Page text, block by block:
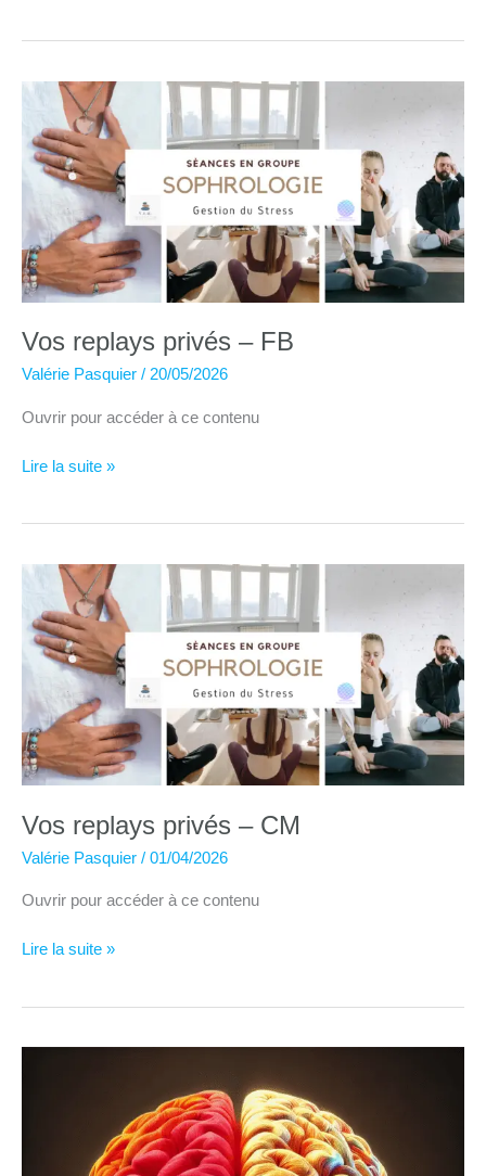
–
Forum
emploi
du
19
Vos replays privés – FB
Valérie Pasquier / 20/05/2026
Ouvrir pour accéder à ce contenu
Vos
FB
Lire la suite »
Vos replays privés – CM
Valérie Pasquier / 01/04/2026
Ouvrir pour accéder à ce contenu
Vos
CM
Lire la suite »